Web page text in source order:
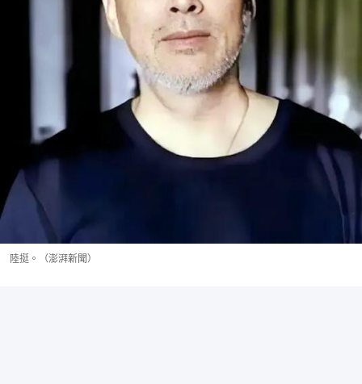
陸挺。（澎湃新聞）